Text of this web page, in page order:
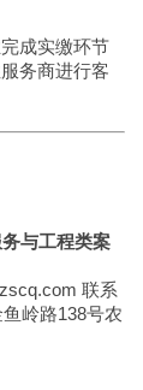
成实缴环节
务商进行客
与工程类案
联系
岭路138号农